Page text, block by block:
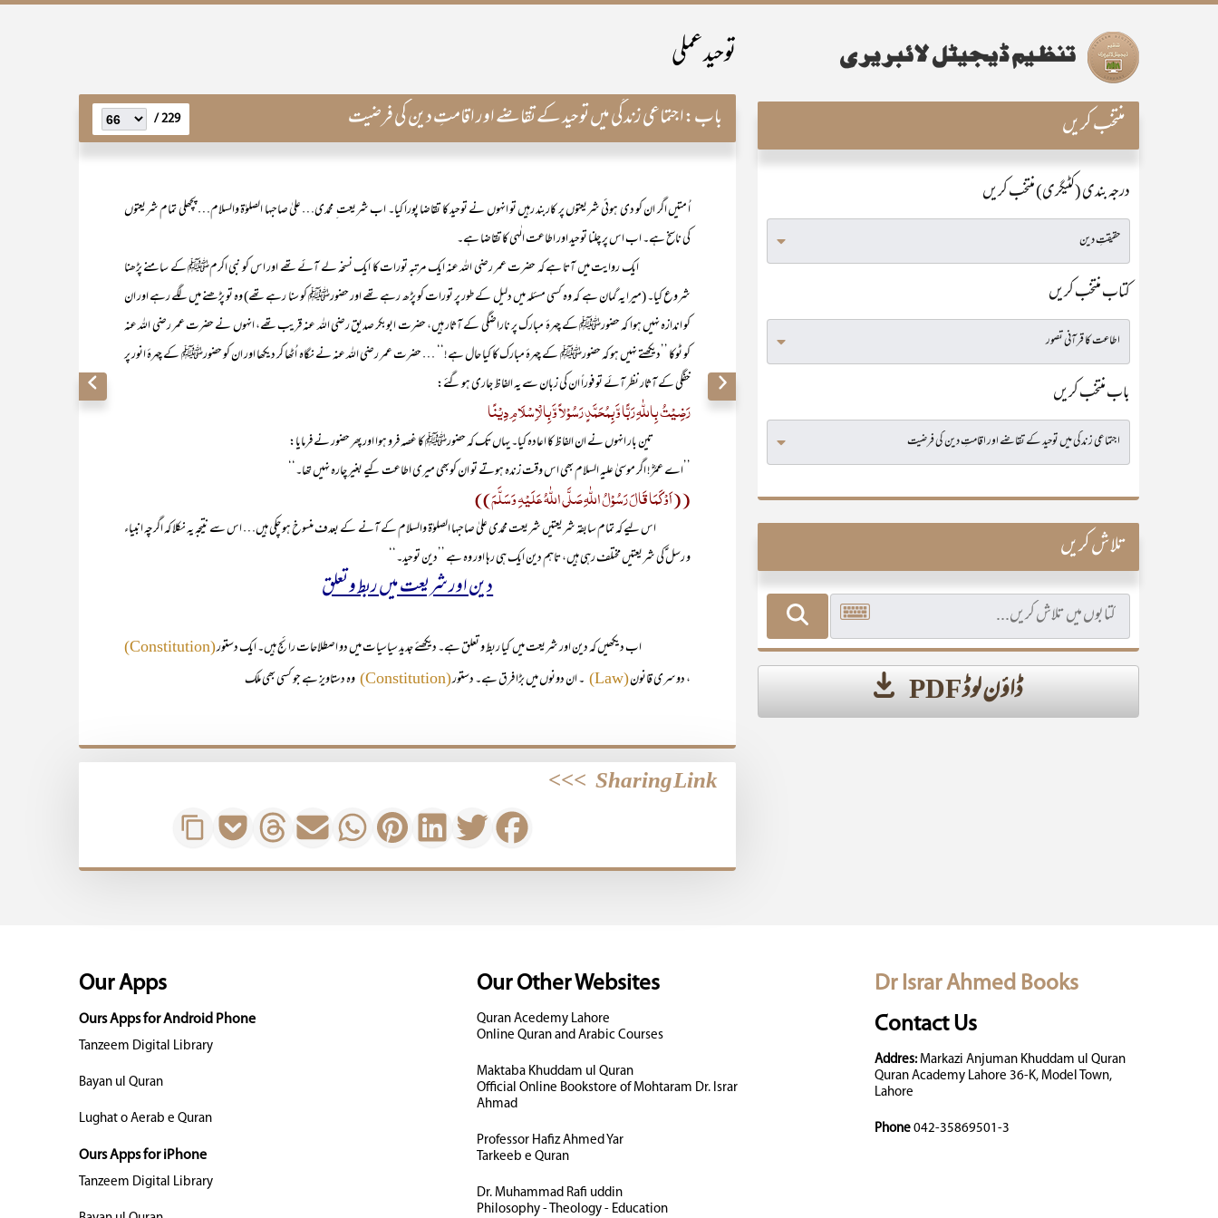
توحید عملی
باب:اجتماعی زندگی میں توحید کے تقاضے اور اقامتِ دین کی فرضیت 229 /
اُ متیں اگر ان کو دی ہوئی شریعتوں پر کاربند رہیں تو انہوں نے توحید کا تقاضا پورا کیا۔ اب شریعت ِ محمدی… علیٰ صاحبہا الصلوٰۃ والسلام… پچھلی تمام شریعتوں
کی ناسخ ہے۔ اب اس پر چلنا توحید اور اطاعت الٰہی کا تقاضا ہے۔
ایک روایت میں آتا ہے کہ حضرت عمر رضی اللہ عنہ ایک مرتبہ تورات کا ایک نسخہ لے آئے تھے اور اس کو نبی اکرمﷺ کے سامنے پڑھنا
شروع کیا۔ (میرا یہ گمان ہے کہ وہ کسی مسئلہ میں دلیل کے طور پر تورات کو پڑھ رہے تھے اور حضورﷺ کو سنا رہے تھے) وہ تو پڑھنے میں لگے رہے اور ان
کو اندازہ نہیں ہوا کہ حضورﷺ کے چہرۂ مبارک پر ناراضگی کے آثار ہیں، حضرت ابوبکر صدیق رضی اللہ عنہ قریب تھے، انہوں نے حضرت عمر رضی اللہ عنہ
کو ٹوکا ’’دیکھتے نہیں ہو کہ حضورﷺ کے چہرۂ مبارک کا کیا حال ہے!‘‘ … حضرت عمر رضی اللہ عنہ نے نگاہ اُٹھا کر دیکھا اور ان کو حضورﷺ کے چہرۂ انور پر
خفگی کے آثار نظر آئے تو فوراً ان کی زبان سے یہ الفاظ جاری ہو گئے:
رَضِیْتُ بِاللّٰہِ رَبًّا وَّبِمُحَمَّدٍ رَسُوْلاً وَّبِالْاِسْلَامِ دِیْنًا
تین بار انہوں نے ان الفاظ کا اعادہ کیا۔ یہاں تک کہ حضورﷺ کا غصہ فرو ہوا اور پھر حضور نے فرمایا:
’’اے عمرؓ! اگر موسیٰ علیہ السلام بھی اس وقت زندہ ہوتے تو ان کوبھی میری اطاعت کیے بغیر چارہ نہیں تھا۔‘‘
((اَوْ کَمَا قَالَ رَسُوْلُ اللّٰہِ صَلَّی اللّٰہُ عَلَیْہِ وَسَلَّمَ))
اس لیے کہ تمام سابقہ شریعتیں شریعت محمدی علیٰ صاحبہا الصلوٰۃ والسلام کے آنے کے بعدف منسوخ ہو چکی ہیں… اس سے نتیجہ یہ نکلا کہ اگرچہ انبیاء
و رسل ؑکی شریعتیں مختلف رہی ہیں، تاہم دین ایک ہی رہا اور وہ ہے ’’دین توحید۔‘‘
دین اور شریعت میں ربط و تعلق
اب دیکھیں کہ دین اور شریعت میں کیا ربط و تعلق ہے۔ دیکھئے جدید سیاسیات میں دو اصطلاحات رائج ہیں۔ ایک دستور(Constitution)
، دوسری قانون(Law) ۔ ان دونوں میں بڑا فرق ہے۔ دستور(Constitution) وہ دستاویز ہے جو کسی بھی ملک
Sharing Link
>>>
منتخب کریں
درجہ بندی (کٹیگری) منتخب کریں
کتاب منتخب کریں
باب منتخب کریں
تلاش کریں
ڈاؤن لوڈ PDF
Dr Israr Ahmed Books
Contact Us
Addres:Markazi Anjuman Khuddam ul Quran
Quran Academy Lahore 36-K, Model Town,
Lahore
Phone 042-35869501-3
Our Other Websites
Quran Acedemy Lahore
Online Quran and Arabic Courses
Maktaba Khuddam ul Quran
Official Online Bookstore of Mohtaram Dr. Israr
Ahmad
Professor Hafiz Ahmed Yar
Tarkeeb e Quran
Dr. Muhammad Rafi uddin
Philosophy - Theology - Education
Our Apps
Ours Apps for Android Phone
Tanzeem Digital Library
Bayan ul Quran
Lughat o Aerab e Quran
Ours Apps for iPhone
Tanzeem Digital Library